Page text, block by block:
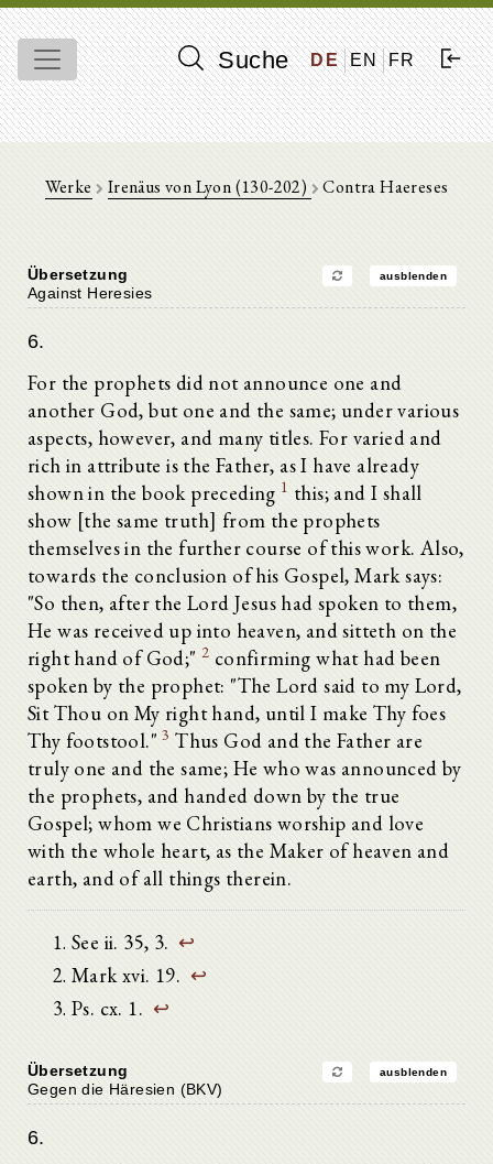
Suche DE EN FR
Werke Irenäus von Lyon (130-202) Contra Haereses
Übersetzung ausblenden
Against Heresies
6.
For the prophets did not announce one and
another God, but one and the same; under various
aspects, however, and many titles. For varied and
rich in attribute is the Father, as I have already
shown in the book preceding 1 this; and I shall
show [the same truth] from the prophets
themselves in the further course of this work. Also,
towards the conclusion of his Gospel, Mark says:
"So then, after the Lord Jesus had spoken to them,
He was received up into heaven, and sitteth on the
right hand of God;" 2 confirming what had been
spoken by the prophet: "The Lord said to my Lord,
Sit Thou on My right hand, until I make Thy foes
Thy footstool."3 Thus God and the Father are
truly one and the same; He who was announced by
the prophets, and handed down by the true
Gospel; whom we Christians worship and love
with the whole heart, as the Maker of heaven and
earth, and of all things therein.
See ii. 35, 3. ↩
Mark xvi. 19. ↩
Ps. cx. 1. ↩
Übersetzung ausblenden
Gegen die Häresien (BKV)
6.